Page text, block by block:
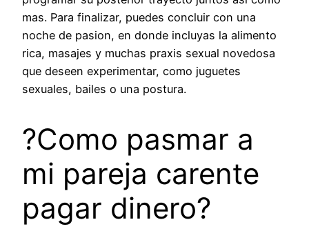
mas. Para finalizar, puedes concluir con una
noche de pasion, en donde incluyas la alimento
rica, masajes y muchas praxis sexual novedosa
que deseen experimentar, como juguetes
sexuales, bailes o una postura.
?Como pasmar a
mi pareja carente
pagar dinero?